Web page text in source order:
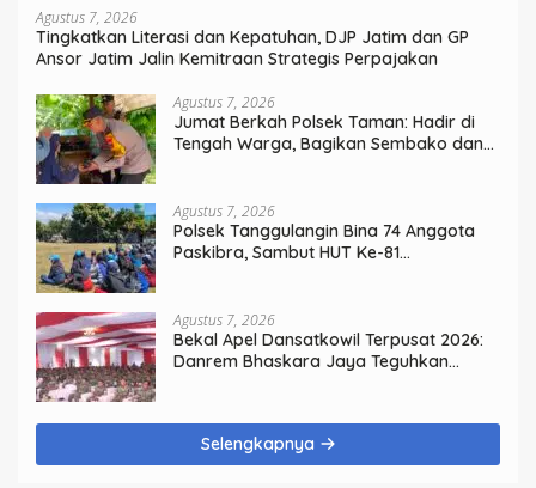
Agustus 7, 2026
Tingkatkan Literasi dan Kepatuhan, DJP Jatim dan GP
Ansor Jatim Jalin Kemitraan Strategis Perpajakan
Agustus 7, 2026
Jumat Berkah Polsek Taman: Hadir di
Tengah Warga, Bagikan Sembako dan
Agustus 7, 2026
Polsek Tanggulangin Bina 74 Anggota
Paskibra, Sambut HUT Ke-81
Agustus 7, 2026
Bekal Apel Dansatkowil Terpusat 2026:
Danrem Bhaskara Jaya Teguhkan
Selengkapnya